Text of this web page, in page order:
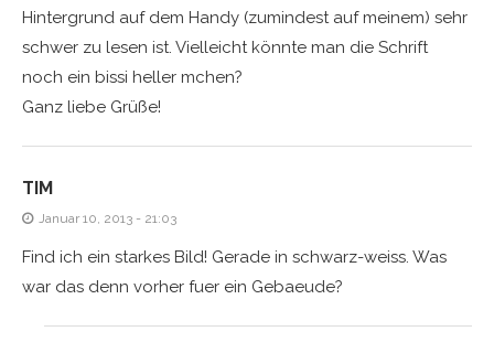
Hintergrund auf dem Handy (zumindest auf meinem) sehr
schwer zu lesen ist. Vielleicht könnte man die Schrift
noch ein bissi heller mchen?
Ganz liebe Grüße!
TIM
Januar 10, 2013 - 21:03
Find ich ein starkes Bild! Gerade in schwarz-weiss. Was
war das denn vorher fuer ein Gebaeude?